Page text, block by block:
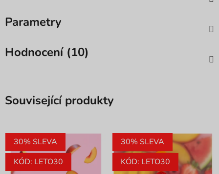
Parametry
Hodnocení (10)
Související produkty
30% SLEVA
KÓD: LETO30
30% SLEVA
KÓD: LETO30